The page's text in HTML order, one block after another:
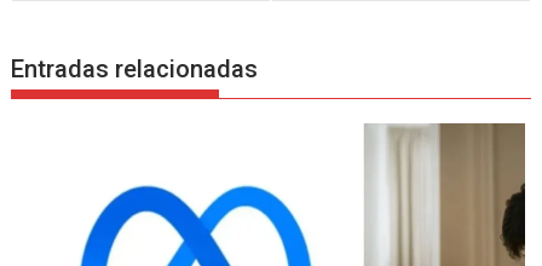
Entradas relacionadas